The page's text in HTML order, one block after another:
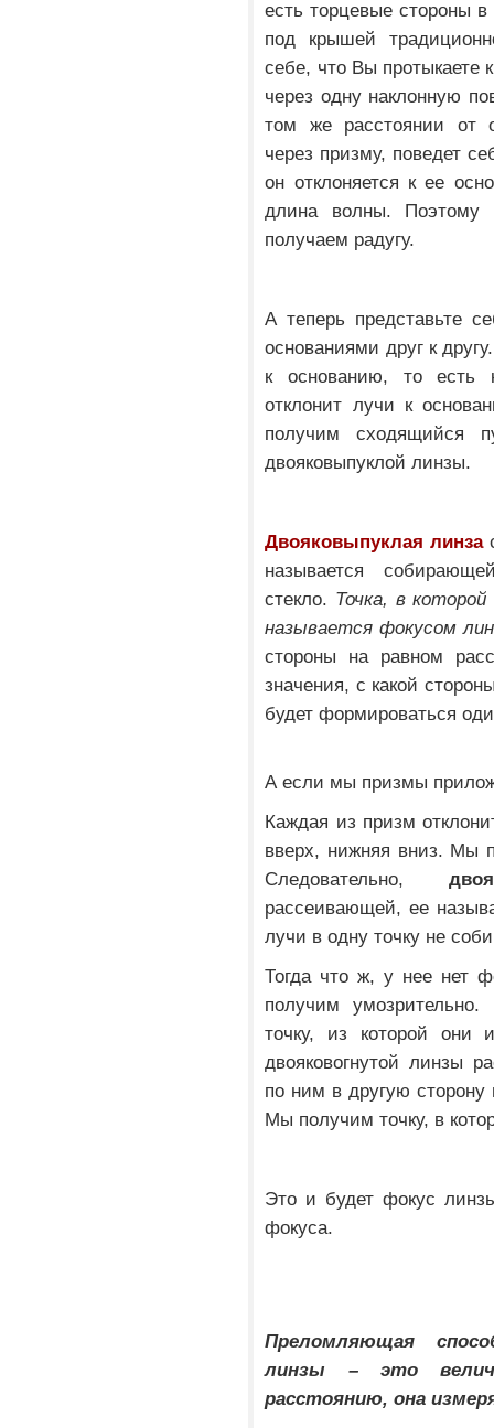
есть торцевые стороны
под крышей
себе, что Вы
через одну наклонную
том же расстоянии от
через призму, поведет
он отклоняется к ее
длина волны.
получаем радугу.
А теперь представьте
основаниями друг к
к основанию, то есть
отклонит лучи к
получим сходящийся
двояковыпуклой линзы.
Двояковыпуклая линза
называется
стекло. Точка, в
называется фокусом
стороны на равном
значения, с какой
будет формироваться
А если мы призмы
Каждая из призм
вверх, нижняя вниз. Мы
Следовательно,
рассеивающей, ее
лучи в одну точку не
Тогда что ж, у нее нет
получим
точку, из которой
двояковогнутой линзы
по ним в другую
Мы получим точку, в
Это и будет фокус
фокуса.
Преломляющая
линзы – это
расстоянию, она